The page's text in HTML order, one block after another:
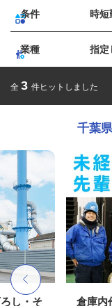
条件 時短
業種 指定
全 3 件ヒットしました
千葉
し・そ 倉庫内